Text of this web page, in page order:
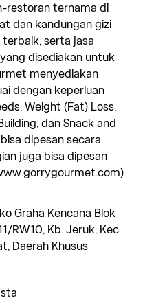
restoran ternama di
dan kandungan gizi
serta jasa
disediakan untuk
menyediakan
dengan keperluan
Weight (Fat) Loss,
dan Snack and
dipesan secara
juga bisa dipesan
Graha Kencana Blok
RW.10, Kb. Jeruk, Kec.
Daerah Khusus